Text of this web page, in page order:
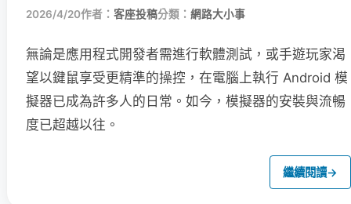
2026/4/20作者： 客座投稿分類： 網路大小事
無論是應用程式開發者需進行軟體測試，或手遊玩家渴
望以鍵鼠享受更精準的操控，在電腦上執行 Android 模
擬器已成為許多人的日常。如今，模擬器的安裝與流暢
度已超越以往。
繼續閱讀→